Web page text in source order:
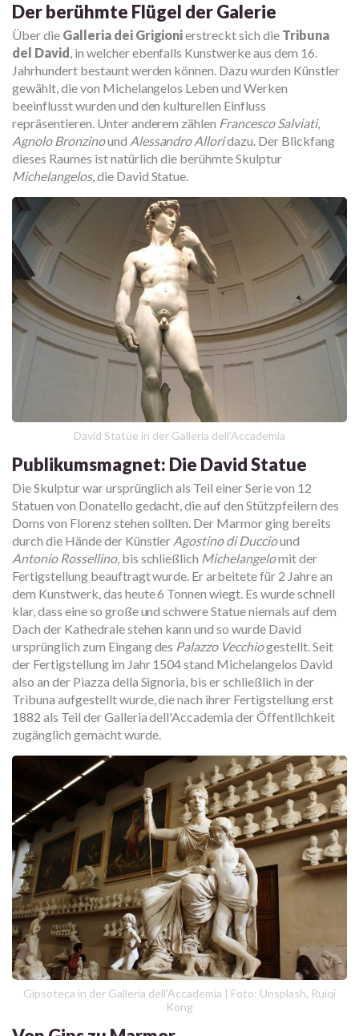
Der berühmte Flügel der Galerie
Über die Galleria dei Grigionierstreckt sich die Tribuna
del David , in welcher ebenfalls Kunstwerke aus dem 16.
Jahrhundert bestaunt werden können. Dazu wurden Künstler
gewählt, die von Michelangelos Leben und Werken
beeinflusst wurden und den kulturellen Einfluss
repräsentieren. Unter anderem zählen Francesco Salviati,
Agnolo Bronzinound Alessandro Alloridazu. Der Blickfang
dieses Raumes ist natürlich die berühmte Skulptur
Michelangelos, die David Statue.
David Statue in der Galleria dell'Accademia
Publikumsmagnet: Die David Statue
Die Skulptur war ursprünglich als Teil einer Serie von 12
Statuen von Donatello gedacht, die auf den Stützpfeilern des
Doms von Florenz stehen sollten. Der Marmor ging bereits
durch die Hände der Künstler Agostino di Ducciound
Antonio Rossellino, bis schließlich Michelangelomit der
Fertigstellung beauftragt wurde. Er arbeitete für 2 Jahre an
dem Kunstwerk, das heute 6 Tonnen wiegt. Es wurde schnell
klar, dass eine so große und schwere Statue niemals auf dem
Dach der Kathedrale stehen kann und so wurde David
ursprünglich zum Eingang des Palazzo Vecchiogestellt. Seit
der Fertigstellung im Jahr 1504 stand Michelangelos David
also an der Piazza della Signoria, bis er schließlich in der
Tribuna aufgestellt wurde, die nach ihrer Fertigstellung erst
1882 als Teil der Galleria dell'Accademia der Öffentlichkeit
zugänglich gemacht wurde.
Gipsoteca in der Galleria dell'Accademia | Foto: Unsplash, Ruiqi
Kong